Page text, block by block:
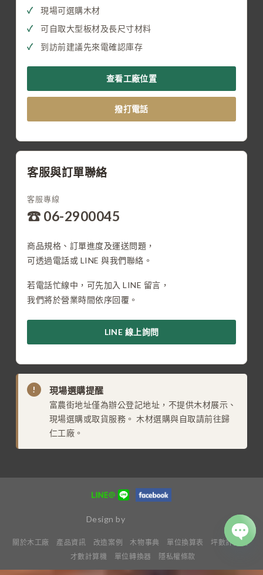
現場可選購木材
可自取大型板材及長尺寸材料
到訪前建議先來電確認庫存
查看工廠位置
撥打電話
客服與訂單聯絡
客服專線
☎ 06-2900045
商品規格、訂單進度及運送問題，
可透過電話或 LINE 與我們聯絡。
若電話忙線中，可先加入 LINE 留言，
我們將於營業時間依序回覆。
LINE 線上詢問
! 現場選購提醒
富農街地址僅為辦公登記地址，不提供木材展示、
現場選購或取貨服務。 木材選購與自取請前往歸
仁工廠。
Design by
關於木工廠 產品資訊 改造案例 木物事典 單位換算表
坪數計算機
才數計算機
單位轉換器 隱私權條款